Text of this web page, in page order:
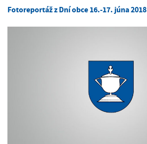
Fotoreportáž z Dní obce 16.-17. júna 2018